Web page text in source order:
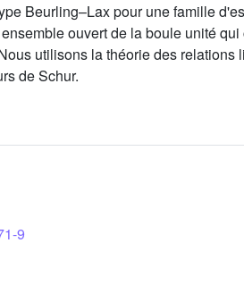
Beurling–Lax pour une famille
ouvert de la boule unité
utilisons la théorie des
de Schur.
9